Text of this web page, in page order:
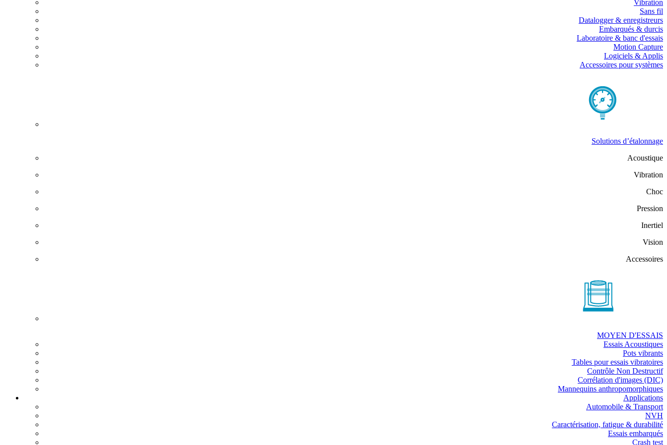
Vibration
Sans fil
Datalogger & enregistreurs
Embarqués & durcis
Laboratoire & banc d'essais
Motion Capture
Logiciels & Applis
Accessoires pour systèmes
Solutions d’étalonnage
Acoustique
Vibration
Choc
Pression
Inertiel
Vision
Accessoires
MOYEN D'ESSAIS
Essais Acoustiques
Pots vibrants
Tables pour essais vibratoires
Contrôle Non Destructif
Corrélation d'images (DIC)
Mannequins anthropomorphiques
Applications
Automobile & Transport
NVH
Caractérisation, fatigue & durabilité
Essais embarqués
Crash test